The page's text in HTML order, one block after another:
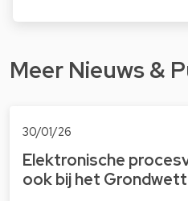
Meer Nieuws &
30/01/26
Elek­tro­ni­sche
ook bij het